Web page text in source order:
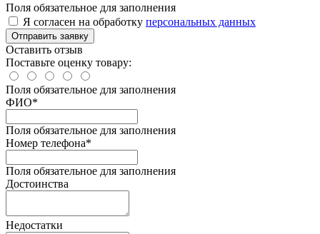
Поля обязательное для заполнения
Я согласен на обработку персональных данных
Отправить заявку
Оставить отзыв
Поставьте оценку товару:
Поля обязательное для заполнения
ФИО*
Поля обязательное для заполнения
Номер телефона*
Поля обязательное для заполнения
Достоинства
Недостатки